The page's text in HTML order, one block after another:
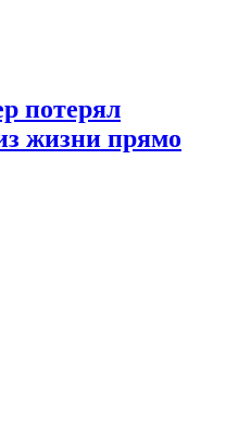
потерял
жизни прямо